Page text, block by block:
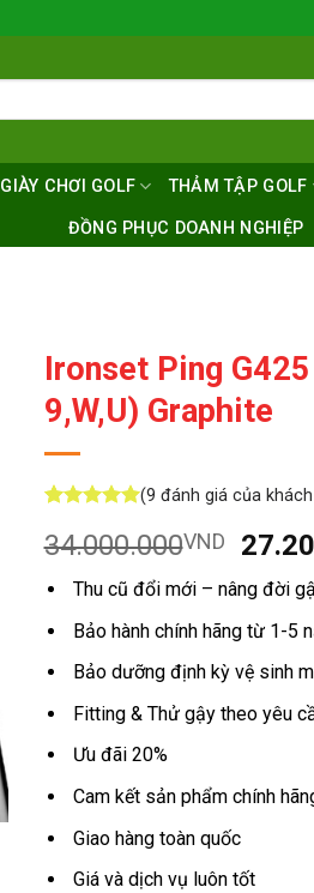
GIÀY CHƠI GOLF THẢM TẬP GOLF
ĐỒNG PHỤC DOANH NGHIỆP
Ironset Ping
9,W,U) Graphite
dựa trên
đánh giá
(9 đánh giá của
34.000.000VND
Giá
gốc
là:
Thu cũ đổi mới – nâng đời
Bảo hành chính hãng từ 1-5
Bảo dưỡng định kỳ vệ sinh
Fitting & Thử gậy theo yêu
Ưu đãi 20%
Cam kết sản phẩm chính
Giao hàng toàn quốc
Giá và dịch vụ luôn tốt